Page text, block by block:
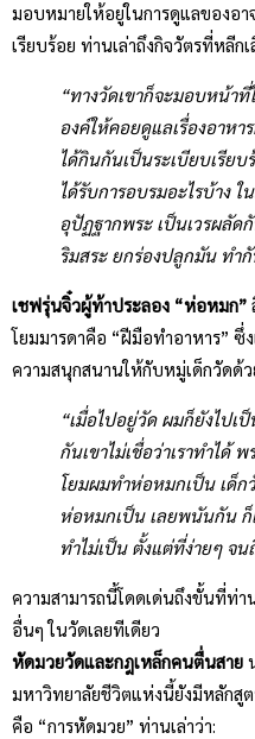
มอบหมายให้อยู่ในการดูแลของอ
เรียบร้อย ท่านเล่าถึงกิจวัตรที่หลีกเ
“ทางวัดเขาก็จะมอบหน้า
องค์ให้คอยดูแลเรื่องอาห
ได้กินกันเป็นระเบียบเรีย
ได้รับการอบรมอะไรบ้าง ใ
อุปัฏฐากพระ เป็นเวรผลัด
ริมสระ ยกร่องปลูกมัน ทำ
เชฟรุ่นจิ๋วผู้ท้าประลอง “ห่อหมก”
โยมมารดาคือ “ฝีมือทำอาหาร” ซึ่
ความสนุกสนานให้กับหมู่เด็กวัดด้
“เมื่อไปอยู่วัด ผมก็ยังไปเ
กันเขาไม่เชื่อว่าเราทำได้
โยมผมทำห่อหมกเป็น เด็ก
ห่อหมกเป็น เลยพนันกัน ก็
ทำไม่เป็น ตั้งแต่ที่ง่ายๆ จ
ความสามารถนี้โดดเด่นถึงขั้นที่ท่
อื่นๆ ในวัดเลยทีเดียว
หัดมวยวัดและกฎเหล็กคนตื่นสาย
มหาวิทยาลัยชีวิตแห่งนี้ยังมีหลักสู
คือ “การหัดมวย” ท่านเล่าว่า: